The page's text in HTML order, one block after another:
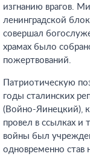
изгнанию врагов.
ленинградской
совершал
храмах было
пожертвований.
Патриотическую
годы сталинских
(Войно-Яинецкий),
провел в ссылках и
войны был
одновременно став